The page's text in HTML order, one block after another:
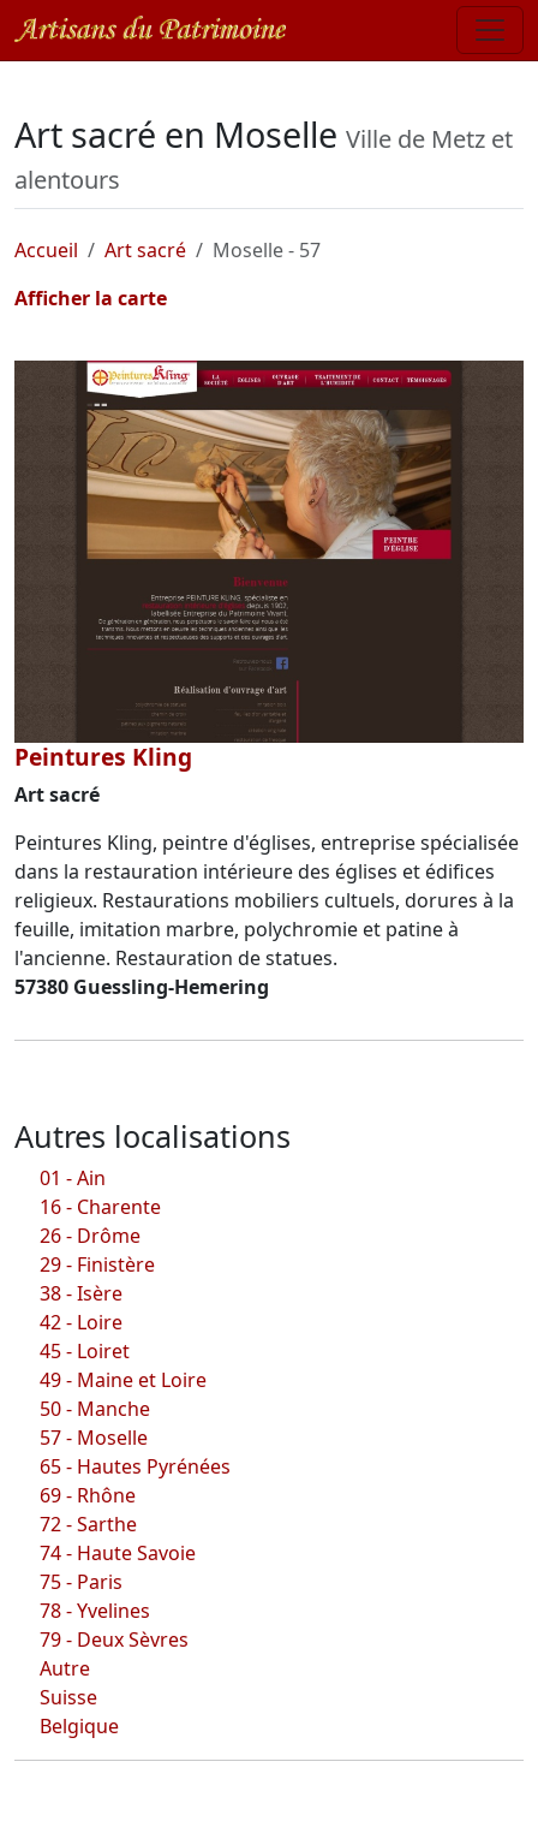
Art sacré en Moselle Ville de Metz et
alentours
Accueil Art sacré
Moselle - 57
Afficher la carte
Peintures Kling
Art sacré
Peintures Kling, peintre d'églises, entreprise spécialisée
dans la restauration intérieure des églises et édifices
religieux. Restaurations mobiliers cultuels, dorures à la
feuille, imitation marbre, polychromie et patine à
l'ancienne. Restauration de statues.
57380 Guessling-Hemering
Autres localisations
01 - Ain
16 - Charente
26 - Drôme
29 - Finistère
38 - Isère
42 - Loire
45 - Loiret
49 - Maine et Loire
50 - Manche
57 - Moselle
65 - Hautes Pyrénées
69 - Rhône
72 - Sarthe
74 - Haute Savoie
75 - Paris
78 - Yvelines
79 - Deux Sèvres
Autre
Suisse
Belgique